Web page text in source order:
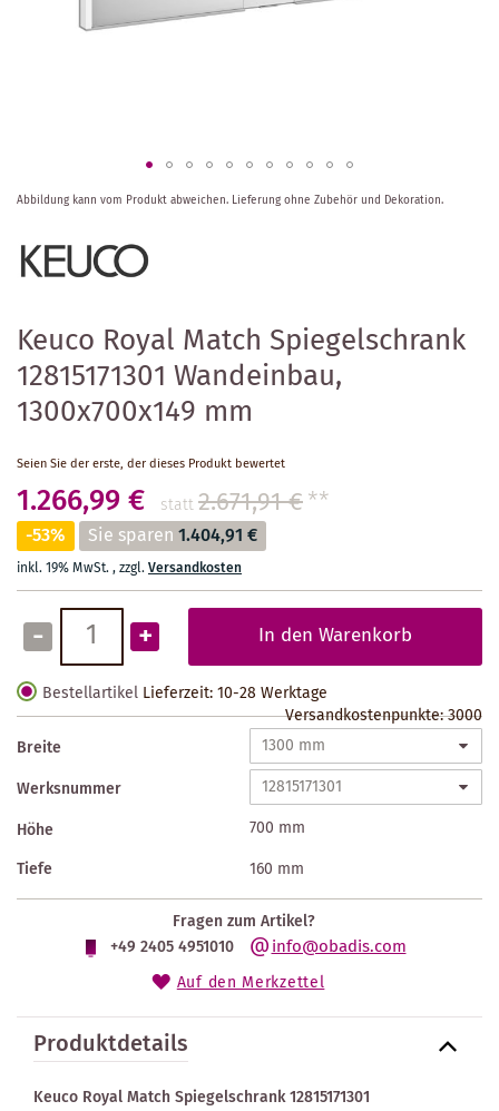
Keuco Royal Match Spiegelschrank
12815171301 Wandeinbau,
1300x700x149 mm
Seien Sie der erste, der dieses Produkt bewertet
1.266,99 € statt2.671,91 €**
-53% Sie sparen 1.404,91 €
inkl. 19% MwSt.,zzgl.Versandkosten
- + In den Warenkorb
Bestellartikel Lieferzeit: 10-28 Werktage
Versandkostenpunkte:3000
Breite
Werksnummer
Höhe
700 mm
Tiefe
160 mm
Fragen zum Artikel?
+49 2405 4951010
info@obadis.com
Auf den Merkzettel
Zum
Anfang
Bildergalerie
springen
Abbildung kann vom Produkt abweichen. Lieferung ohne Zubehör und Dekoration.
Produktdetails
Keuco Royal Match Spiegelschrank 12815171301